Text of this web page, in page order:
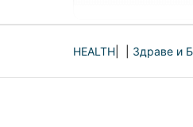
HEALTH Здраве и